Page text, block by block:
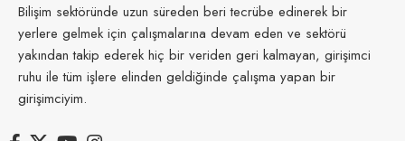
Bilişim sektöründe uzun süreden beri tecrübe edinerek bir
yerlere gelmek için çalışmalarına devam eden ve sektörü
yakından takip ederek hiç bir veriden geri kalmayan, girişimci
ruhu ile tüm işlere elinden geldiğinde çalışma yapan bir
girişimciyim.